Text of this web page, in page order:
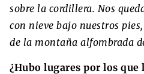
sobre la cordillera. Nos
con nieve bajo nuestros
de la montaña alfombrada
¿Hubo lugares por los que